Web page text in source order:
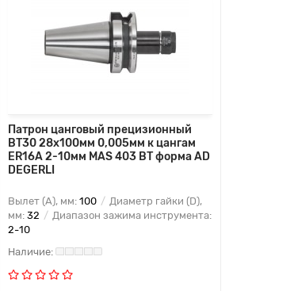
Патрон цанговый прецизионный
BT30 28x100мм 0,005мм к цангам
ER16A 2-10мм MAS 403 BT форма AD
DEGERLI
Вылет (A), мм: 100
Диаметр гайки (D),
мм: 32
Диапазон зажима инструмента:
2-10